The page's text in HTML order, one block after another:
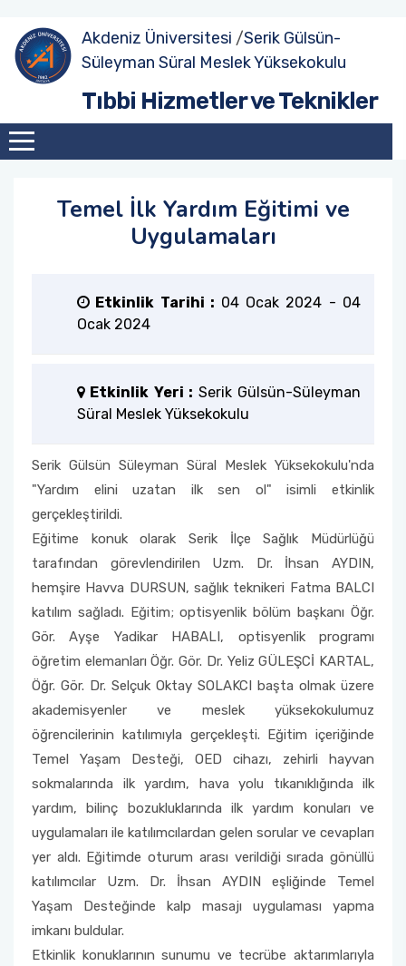
Akdeniz Üniversitesi /Serik Gülsün-
Süleyman Süral Meslek Yüksekokulu
Tıbbi Hizmetler ve Teknikler
Temel İlk Yardım Eğitimi ve
Uygulamaları
Etkinlik Tarihi : 04 Ocak 2024 - 04
Ocak 2024
Etkinlik Yeri : Serik Gülsün-Süleyman
Süral Meslek Yüksekokulu
Serik Gülsün Süleyman Süral Meslek Yüksekokulu'nda
"Yardım elini uzatan ilk sen ol" isimli etkinlik
gerçekleştirildi.
Eğitime konuk olarak Serik İlçe Sağlık Müdürlüğü
tarafından görevlendirilen Uzm. Dr. İhsan AYDIN,
hemşire Havva DURSUN, sağlık teknikeri Fatma BALCI
katılım sağladı. Eğitim; optisyenlik bölüm başkanı Öğr.
Gör. Ayşe Yadikar HABALI, optisyenlik programı
öğretim elemanları Öğr. Gör. Dr. Yeliz GÜLEŞCİ KARTAL,
Öğr. Gör. Dr. Selçuk Oktay SOLAKCI başta olmak üzere
akademisyenler ve meslek yüksekokulumuz
öğrencilerinin katılımıyla gerçekleşti. Eğitim içeriğinde
Temel Yaşam Desteği, OED cihazı, zehirli hayvan
sokmalarında ilk yardım, hava yolu tıkanıklığında ilk
yardım, bilinç bozukluklarında ilk yardım konuları ve
uygulamaları ile katılımcılardan gelen sorular ve cevapları
yer aldı. Eğitimde oturum arası verildiği sırada gönüllü
katılımcılar Uzm. Dr. İhsan AYDIN eşliğinde Temel
Yaşam Desteğinde kalp masajı uygulaması yapma
imkanı buldular.
Etkinlik konuklarının sunumu ve tecrübe aktarımlarıyla
Öğrenci Poster Sunumları - 2023 Aralık
Temel İlk Yardım Eğitimi ve Uygulamaları
Optisyenlik Programı Öğrencilerinden Serik
Buluşması Gerçekleşti
Mağazacılık Uygulamaları Atölyesi